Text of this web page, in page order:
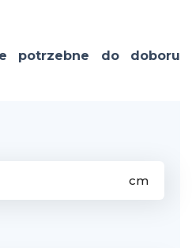
potrzebne do doboru